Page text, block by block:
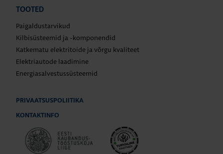
TOOTED
Paigaldustarvikud
Kilbisüsteemid ja -komponendid
Katkematu elektritoide ja võrgu kvaliteet
Elektriautode laadimine
Energiasalvestussüsteemid
PRIVAATSUSPOLIITIKA
KONTAKTINFO